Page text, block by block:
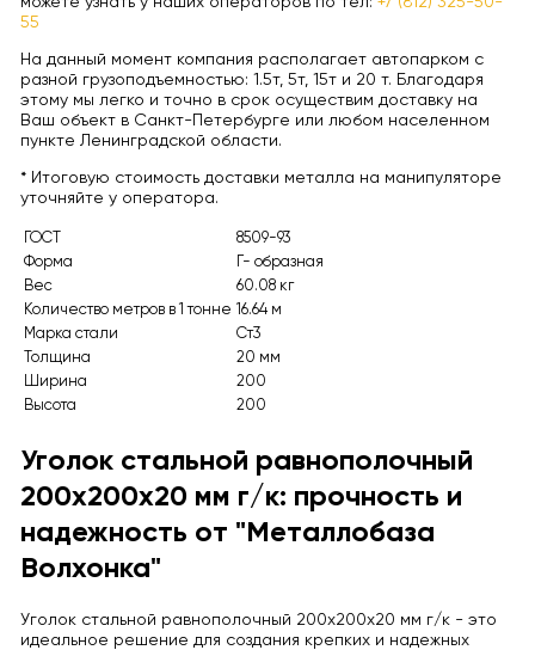
55
На данный момент компания располагает автопарком с
разной грузоподъемностью: 1.5т, 5т, 15т и 20 т. Благодаря
этому мы легко и точно в срок осуществим доставку на
Ваш объект в Санкт-Петербурге или любом населенном
пункте Ленинградской области.
* Итоговую стоимость доставки металла на манипуляторе
уточняйте у оператора.
ГОСТ
8509-93
Форма
Г- образная
Вес
60.08 кг
Количество метров в 1 тонне 16.64 м
Марка стали
Ст3
Толщина
20 мм
Ширина
200
Высота
200
Уголок стальной равнополочный
200x200x20 мм г/к: прочность и
надежность от "Металлобаза
Волхонка"
Уголок стальной равнополочный 200x200x20 мм г/к - это
идеальное решение для создания крепких и надежных